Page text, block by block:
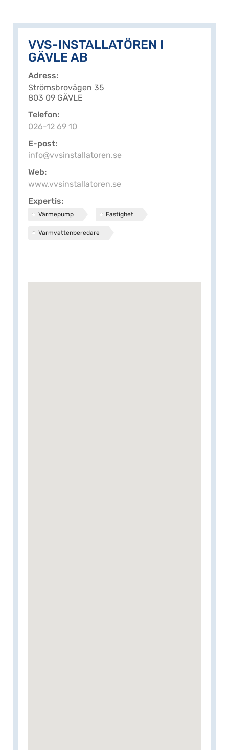
VVS-INSTALLATÖREN I
GÄVLE AB
Adress
Strömsbrovägen 35
803 09 GÄVLE
Telefon
026-12 69 10
E-post
info@vvsinstallatoren.se
Web
www.vvsinstallatoren.se
Expertis
Värmepump Fastighet
Varmvattenberedare